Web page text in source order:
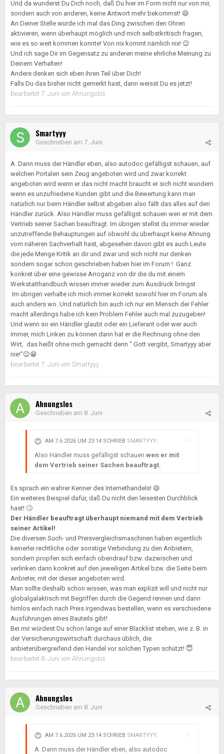
Und da wunderst Du Dich noch, daß Du hier im Form nicht nur von mir,
sondern auch von anderen, keine Antwort mehr bekommst! 😄
An Deiner Stelle würde ich mal das Ding zwischen den Ohren
aktivieren, wenn überhaupt möglich und mich selbstkritisch fragen,
wie es so weit kommen konnte! Von nix kommt nämlich nix! 😉
Und ich sage Dir im Gegensatz zu anderen meine ehrliche Meinung zu
Deinem Verhalten!
Andere denken sich eben ihren Teil über Dich!
Falls Du das bisher nicht gemerkt hast, dann weisst Du es jetzt!
bearbeitet 7. Juni von Ahnungslos
Smartyyy
Geschrieben am 7. Juni
A. Dann muss der Händler eben, also autodoc gefälligst schauen, auf
welchen Portalen sein Zeug angeboten wird und zwar korrekt
angeboten wird wenn er das nicht macht braucht er sich nicht wundern
wenn es unzufriedene Kunden gibt und die Bewertung kann man
natürlich nur beim Händler selbst abgeben also fällt das alles auf den
Händler zurück. Also Händler muss gefälligst schauen wen er mit dem
Vertrieb seiner Sachen beauftragt. Im übrigen stellst du immer wieder
unzutreffende Behauptungen auf obwohl du überhaupt keine Ahnung
vom näheren Sachverhalt hast, abgesehen davon gibt es auch Leute
die jede Menge Kritik an dir und zwar und sich nicht nur denken
sondern sogar schon geschrieben haben hier im Forum ! Ganz
konkret über eine gewisse Arroganz von dir die du mit einem
Werkstatthandbuch wissen immer wieder zum Ausdruck bringst
Im übrigen verhalte ich mich immer korrekt sowohl hier im Forum als
auch anders wo. Und natürlich bin auch ich nur ein Mensch der Fehler
macht allerdings habe ich kein Problem Fehler auch mal zuzugeben!
Und wenn so ein Händler glaubt oder ein Lieferant oder wer auch
immer, mich Linken zu können dann hat er die Rechnung ohne den
Wirt, das heißt ohne mich gemacht denn " Gott vergibt, Smartyyy aber
nie!"😉😁
bearbeitet 7. Juni von Smartyyy
Ahnungslos
Geschrieben am 8. Juni
AM 7.6.2026 UM 23:14 SCHRIEB SMARTYYY:
Also Händler muss gefälligst schauen wen er mit
dem Vertrieb seiner Sachen beauftragt.
Es sprach ein wahrer Kenner des Internethandels! 😄
Ein weiteres Beispiel dafür, daß Du nicht den leisesten Durchblick
hast! 🙄
Der Händler beauftragt überhaupt niemand mit dem Vertrieb
seiner Artikel!
Die diversen Such- und Preisvergleichsmaschinen haben eigentlich
keinerlei rechtliche oder sonstige Verbindung zu den Anbietern,
sondern propfen sich einfach obendrauf bzw. dazwischen und
verlinken dann konkret auf den jeweiligen Artikel bzw. die Seite beim
Anbieter, mit der dieser angeboten wird.
Man sollte deshalb schon wissen, was man explizit will und nicht nur
globalgalaktisch mit Begriffen durch die Gegend rennen und dann
hirnlos einfach nach Preis irgendwas bestellen, wenn es verschiedene
Ausführungen eines Bauteils gibt!
Bei mir würdest Du schon lange auf einer Blacklist stehen, wie z. B. in
der Versicherungswirtschaft durchaus üblich, die
anbieterübergreifend den Handel vor solchen Typen schützt! 😇
bearbeitet 8. Juni von Ahnungslos
Ahnungslos
Geschrieben am 8. Juni
AM 7.6.2026 UM 23:14 SCHRIEB SMARTYYY:
A. Dann muss der Händler eben, also autodoc